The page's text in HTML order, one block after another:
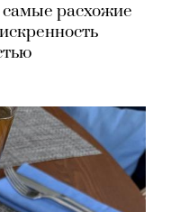
самые расхожие